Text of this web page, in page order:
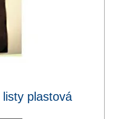
plastová